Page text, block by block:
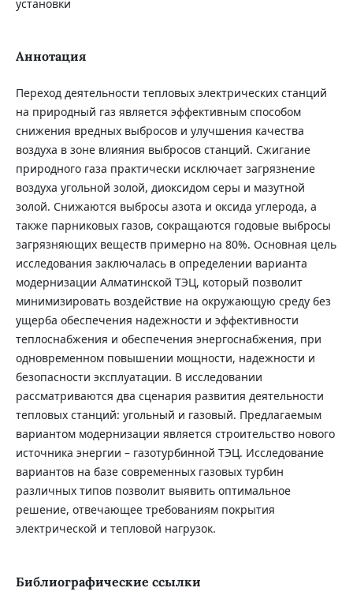
установки
Аннотация
Переход деятельности тепловых электрических станций
на природный газ является эффективным способом
снижения вредных выбросов и улучшения качества
воздуха в зоне влияния выбросов станций. Сжигание
природного газа практически исключает загрязнение
воздуха угольной золой, диоксидом серы и мазутной
золой. Снижаются выбросы азота и оксида углерода, а
также парниковых газов, сокращаются годовые выбросы
загрязняющих веществ примерно на 80%. Основная цель
исследования заключалась в определении варианта
модернизации Алматинской ТЭЦ, который позволит
минимизировать воздействие на окружающую среду без
ущерба обеспечения надежности и эффективности
теплоснабжения и обеспечения энергоснабжения, при
одновременном повышении мощности, надежности и
безопасности эксплуатации. В исследовании
рассматриваются два сценария развития деятельности
тепловых станций: угольный и газовый. Предлагаемым
вариантом модернизации является строительство нового
источника энергии – газотурбинной ТЭЦ. Исследование
вариантов на базе современных газовых турбин
различных типов позволит выявить оптимальное
решение, отвечающее требованиям покрытия
электрической и тепловой нагрузок.
Библиографические ссылки